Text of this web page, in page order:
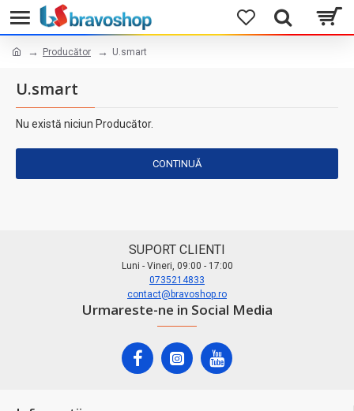
Producător U.smart
U.smart
Nu există niciun Producător.
CONTINUĂ
SUPORT CLIENTI
Luni - Vineri, 09:00 - 17:00
0735214833
contact@bravoshop.ro
Urmareste-ne in Social Media